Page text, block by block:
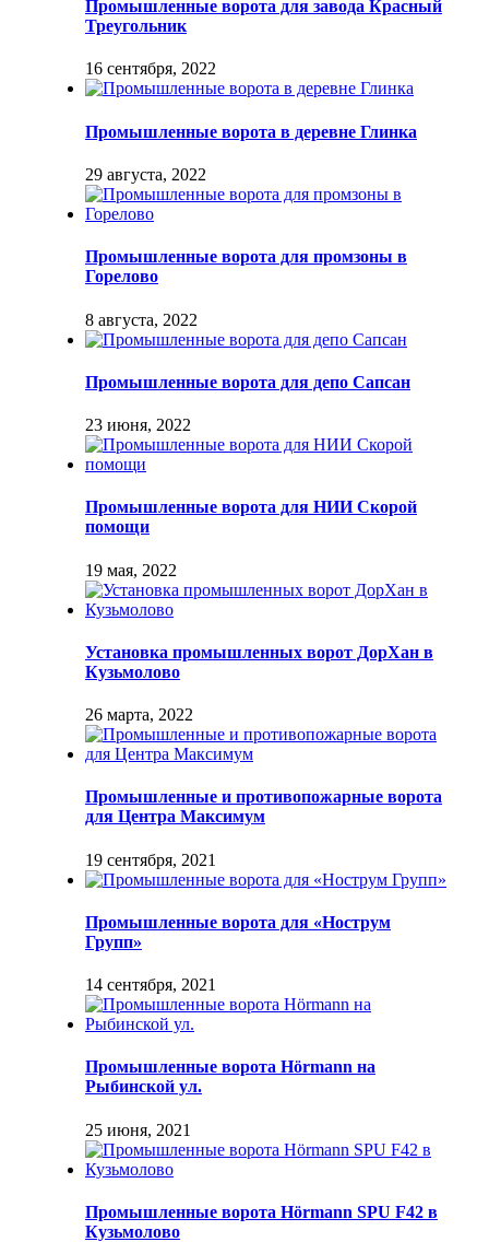
Промышленные ворота для завода Красный
Треугольник
16 сентября, 2022
Промышленные ворота в деревне Глинка
29 августа, 2022
Промышленные ворота для промзоны в
Горелово
8 августа, 2022
Промышленные ворота для депо Сапсан
23 июня, 2022
Промышленные ворота для НИИ Скорой
помощи
19 мая, 2022
Установка промышленных ворот ДорХан в
Кузьмолово
26 марта, 2022
Промышленные и противопожарные ворота
для Центра Максимум
19 сентября, 2021
Промышленные ворота для «Нострум
Групп»
14 сентября, 2021
Промышленные ворота Hörmann на
Рыбинской ул.
25 июня, 2021
Промышленные ворота Hörmann SPU F42 в
Кузьмолово